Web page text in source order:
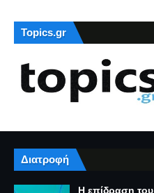
Topics.gr
Διατροφή
Η επίδραση